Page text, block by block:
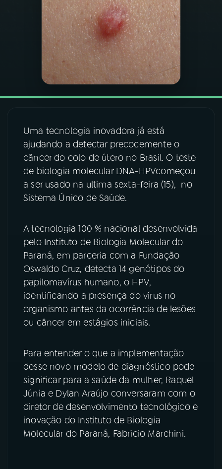
PROGRAMAS
PODCASTS
VIDEOCASTS
FESTIVAL DE MÚSICA
ACOMPANHE A RÁDIO NACIONAL
YouTube
TikTok
Uma tecnologia inovadora já está
ajudando a detectar precocemente o
câncer do colo de útero no Brasil. O teste
de biologia molecular DNA-HPVcomeçou
a ser usado na ultima sexta-feira (15), no
Sistema Único de Saúde.
A tecnologia 100 % nacional desenvolvida
pelo Instituto de Biologia Molecular do
Paraná, em parceria com a Fundação
Oswaldo Cruz, detecta 14 genótipos do
papilomavírus humano, o HPV,
identificando a presença do vírus no
organismo antes da ocorrência de lesões
ou câncer em estágios iniciais.
Para entender o que a implementação
desse novo modelo de diagnóstico pode
significar para a saúde da mulher, Raquel
Júnia e Dylan Araújo conversaram com o
diretor de desenvolvimento tecnológico e
inovação do Instituto de Biologia
Molecular do Paraná, Fabrício Marchini.